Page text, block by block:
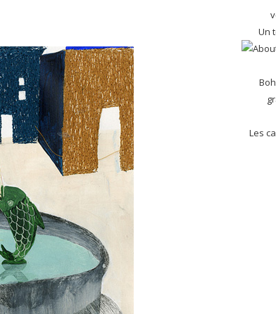
Un
Les